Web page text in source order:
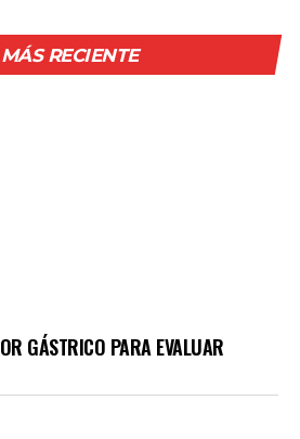
RECIENTE
GÁSTRICO PARA EVALUAR